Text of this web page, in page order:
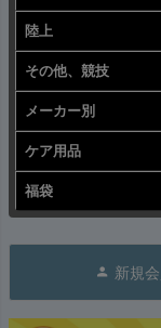
陸上
その他、競技
メーカー別
ケア用品
福袋
新規